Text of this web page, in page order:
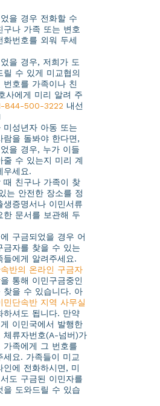
을 경우 전화할 수
구나 가족 또는 변호
화번호를 외워 두세
을 경우, 저희가 도
릴 수 있게 미교협의
번호를 가족이나 친
사에게 미리 알려 주
844-500-3222 내선
미성년자 아동 또는
람을 돌봐야 한다면,
을 경우, 누가 이들
줄 수 있는지 미리 계
우세요.
때 친구나 가족이 찾
는 안전한 장소를 정
생증명서나 이민서류
한 문서를 보관해 두
구금되었을 경우 어
금자를 찾을 수 있는
들에게 알려주세요.
반의 온라인 구금자
을 통해 이민구금중인
찾을 수 있습니다. 아
민단속반 지역 사무실
하셔도 됩니다. 만약
이민국에서 발행한
체류자번호(A-넘버)가
가족에게 그 번호를
세요. 가족들이 미교
인에 전화하시면, 미
도 구금된 이민자를
을 도와드릴 수 있습